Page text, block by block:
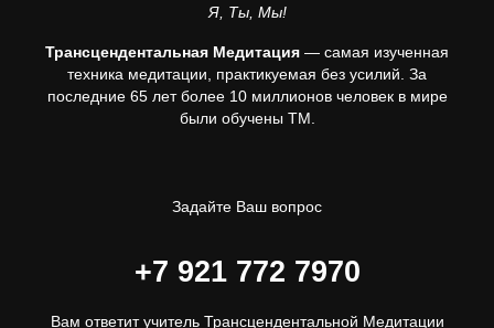
Я, Ты, Мы!
Трансцендентальная Медитация — самая изученная
техника медитации, практикуемая без усилий. За
последние 65 лет более 10 миллионов человек в мире
были обучены ТМ.
Задайте Ваш вопрос
+7 921 772 7970
Вам ответит учитель Трансцендентальной Медитации